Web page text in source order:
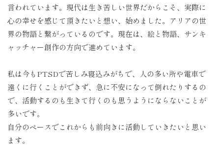
言われています。現代は生き苦しい世界だからこそ、実際に
心の幸せを感じて頂きたいと想い、始めました。アリアの世
界の物語と繋がっているのです。現在は、絵と物語、サンキ
ャッチャー創作の方向で進めています。
私は今もPTSDで苦しみ寝込みがちで、人の多い所や電車で
遠くに行くことができず、急に不安になって倒れたりするの
で、活動するのも生きて行くのも思うようにならないことが
多いです。
自分のペースでこれからも前向きに活動していきたいと思い
ます。